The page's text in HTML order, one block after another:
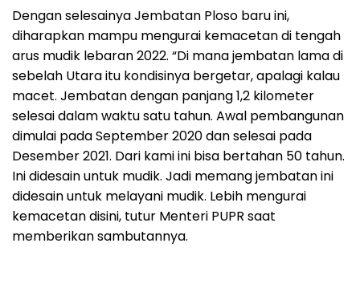
Dengan selesainya Jembatan Ploso baru ini,
diharapkan mampu mengurai kemacetan di tengah
arus mudik lebaran 2022. “Di mana jembatan lama di
sebelah Utara itu kondisinya bergetar, apalagi kalau
macet. Jembatan dengan panjang 1,2 kilometer
selesai dalam waktu satu tahun. Awal pembangunan
dimulai pada September 2020 dan selesai pada
Desember 2021. Dari kami ini bisa bertahan 50 tahun.
Ini didesain untuk mudik. Jadi memang jembatan ini
didesain untuk melayani mudik. Lebih mengurai
kemacetan disini, tutur Menteri PUPR saat
memberikan sambutannya.